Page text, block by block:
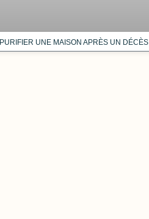
PURIFIER UNE MAISON APRÈS UN DÉCÈS